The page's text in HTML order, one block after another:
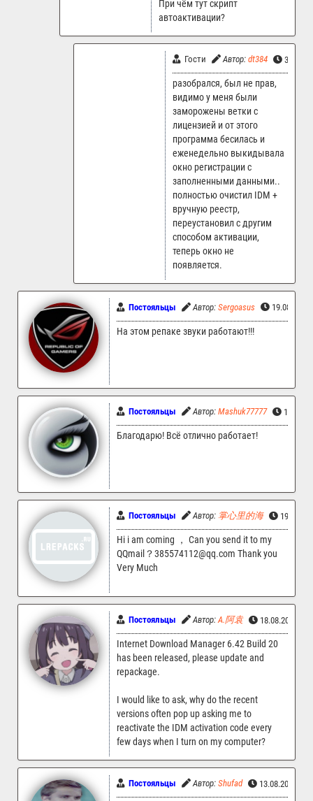
При чём тут скрипт
автоактивации?
Гости Автор: dt384
разобрался, был не прав,
видимо у меня были
заморожены ветки с
лицензией и от этого
программа бесилась и
еженедельно выкидывала
окно регистрации с
заполненными данными..
полностью очистил IDM +
вручную реестр,
переустановил с другим
способом активации,
теперь окно не
появляется.
Постояльцы Автор: Sergoasus
На этом репаке звуки работают!!!
Постояльцы Автор: Mashuk77777
Благодарю! Всё отлично работает!
Постояльцы Автор: 掌心里的海
Hi i am coming ， Can you send it to my
QQmail？385574112@qq.com Thank you
Very Much
Постояльцы Автор:A.阿袁 18.08.2024
Internet Download Manager 6.42 Build 20
has been released, please update and
repackage.
I would like to ask, why do the recent
versions often pop up asking me to
reactivate the IDM activation code every
few days when I turn on my computer?
Постояльцы Автор: Shufad 13.08.2024